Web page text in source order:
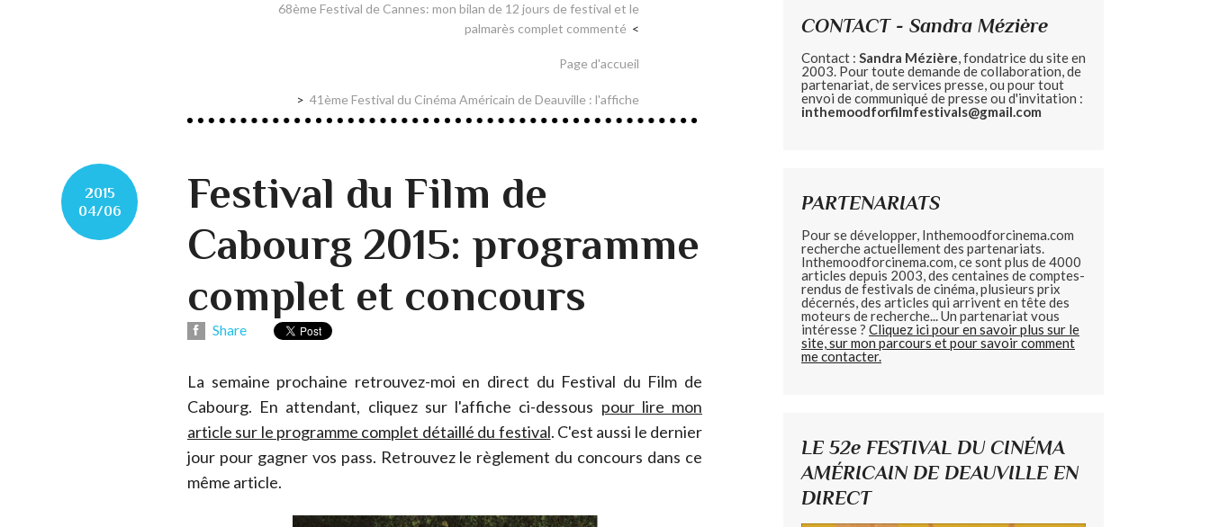
68ème Festival de Cannes: mon bilan de 12 jours de festival et le
palmarès complet commenté
Page d'accueil
41ème Festival du Cinéma Américain de Deauville : l'affiche
2015
04/06
Festival du Film de
Cabourg 2015: programme
complet et concours
Share
La semaine prochaine retrouvez-moi en direct du Festival du Film de
Cabourg. En attendant, cliquez sur l'affiche ci-dessous pour lire mon
article sur le programme complet détaillé du festival. C'est aussi le dernier
jour pour gagner vos pass. Retrouvez le règlement du concours dans ce
même article.
CONTACT - Sandra Mézière
Contact : Sandra Mézière, fondatrice du site en
2003. Pour toute demande de collaboration, de
partenariat, de services presse, ou pour tout
envoi de communiqué de presse ou d'invitation :
inthemoodforfilmfestivals@gmail.com
PARTENARIATS
Pour se développer, Inthemoodforcinema.com
recherche actuellement des partenariats.
Inthemoodforcinema.com, ce sont plus de 4000
articles depuis 2003, des centaines de comptes-
rendus de festivals de cinéma, plusieurs prix
décernés, des articles qui arrivent en tête des
moteurs de recherche... Un partenariat vous
intéresse ? Cliquez ici pour en savoir plus sur le
site, sur mon parcours et pour savoir comment
me contacter.
LE 52e FESTIVAL DU CINÉMA
AMÉRICAIN DE DEAUVILLE EN
DIRECT